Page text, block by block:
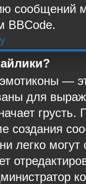
сообщений
BBCode.
—
для
создания
легко